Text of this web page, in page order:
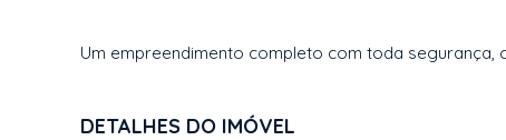
Um empreendimento completo com toda
DETALHES DO IMÓVEL